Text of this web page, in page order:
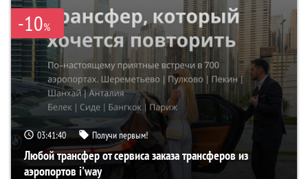
-10%
03:41:39 Получи первым!
Любой трансфер от сервиса заказа трансферов из
аэропортов i'way